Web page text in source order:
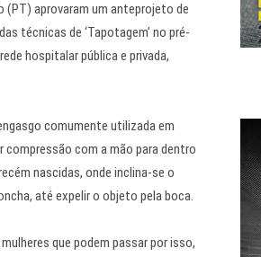
(PT) aprovaram um anteprojeto de
técnicas de ‘Tapotagem’ no pré-
hospitalar pública e privada,
comumente utilizada em
com a mão para dentro
nascidas, onde inclina-se o
até expelir o objeto pela boca.
que podem passar por isso,